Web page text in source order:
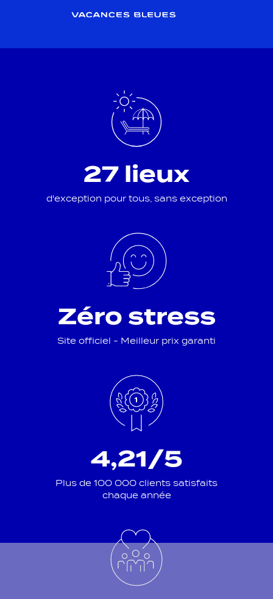
27 lieux
d'exception pour tous, sans exception
Zéro stress
Site officiel - Meilleur prix garanti
4,21/5
Plus de 100 000 clients satisfaits
chaque année